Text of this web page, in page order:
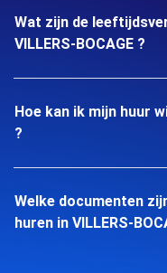
Wat zijn de
VILLERS-BOCAGE ?
Hoe kan ik mijn huur
?
Welke documenten
huren in VILLERS-